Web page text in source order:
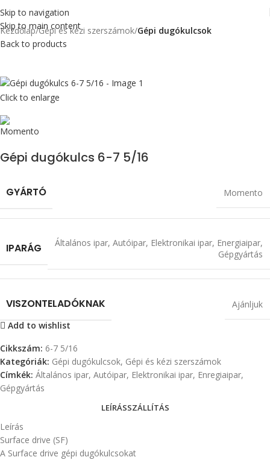
Skip to navigation
Skip to main content
Kezdőlap Gépi és kézi szerszámok Gépi dugókulcsok
Back to products
Click to enlarge
Gépi dugókulcs 6-7 5/16
GYÁRTÓ Momento
IPARÁG Általános ipar, Autóipar, Elektronikai ipar, Energiaipar,
Gépgyártás
VISZONTELADÓKNAK
Ajánljuk
Add to wishlist
Cikkszám: 6-7 5/16
Kategóriák: Gépi dugókulcsok, Gépi és kézi szerszámok
Címkék: Általános ipar, Autóipar, Elektronikai ipar, Enregiaipar,
Gépgyártás
LEÍRÁSSZÁLLÍTÁS
Leírás
Surface drive (SF)
A Surface drive gépi dugókulcsokat